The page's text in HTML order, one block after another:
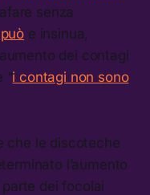
senza
e insinua,
dei contagi
“i contagi non sono
che le discoteche
l’aumento
dei focolai